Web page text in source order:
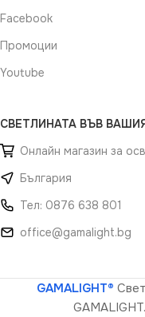
Facebook
Промоции
Youtube
СВЕТЛИНАТА ВЪВ
Онлайн магазин за
България
Тел: 0876 638 801
office@gamalight.bg
GAMALIGHT®